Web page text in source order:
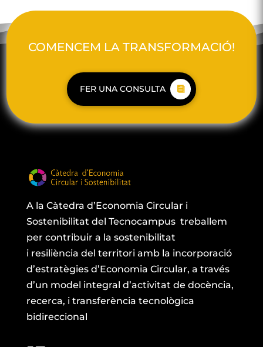
COMENCEM LA TRANSFORMACIÓ!
FER UNA CONSULTA
A la Càtedra d’Economia Circular i
Sostenibilitat del Tecnocampus treballem
per contribuir a la sostenibilitat
i resiliència del territori amb la incorporació
d’estratègies d’Economia Circular, a través
d’un model integral d’activitat de docència,
recerca, i transferència tecnològica
bidireccional